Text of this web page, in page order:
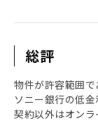
総評
物件が許容範囲で
ソニー銀行の低
契約以外はオンラ